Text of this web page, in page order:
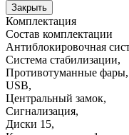
Закрыть
Комплектация
Состав комплектации
Антиблокировочная
Система стабилизации,
Противотуманные фары,
USB,
Центральный замок,
Сигнализация,
Диски 15,